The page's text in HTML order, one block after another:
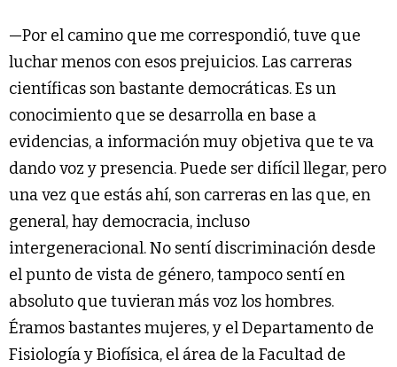
—Por el camino que me correspondió, tuve que
luchar menos con esos prejuicios. Las carreras
científicas son bastante democráticas. Es un
conocimiento que se desarrolla en base a
evidencias, a información muy objetiva que te va
dando voz y presencia. Puede ser difícil llegar, pero
una vez que estás ahí, son carreras en las que, en
general, hay democracia, incluso
intergeneracional. No sentí discriminación desde
el punto de vista de género, tampoco sentí en
absoluto que tuvieran más voz los hombres.
Éramos bastantes mujeres, y el Departamento de
Fisiología y Biofísica, el área de la Facultad de